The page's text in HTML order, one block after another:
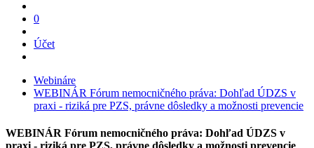
0
Účet
Webináre
WEBINÁR Fórum nemocničného práva: Dohľad ÚDZS v
praxi - riziká pre PZS, právne dôsledky a možnosti prevencie
WEBINÁR Fórum nemocničného práva: Dohľad ÚDZS v